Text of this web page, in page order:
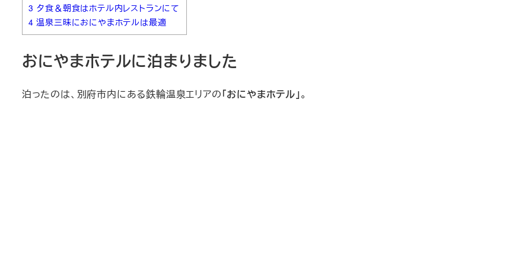
3 夕食＆朝食はホテル内レストランにて
4 温泉三昧におにやまホテルは最適
おにやまホテルに泊まりました
泊ったのは、別府市内にある鉄輪温泉エリアの「おにやまホテル」。